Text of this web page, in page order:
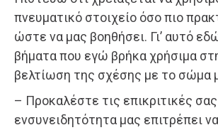
πνευματικό στοιχείο όσο πιο
ώστε να μας βοηθήσει. Γι’ αυτό
βήματα που εγώ βρήκα χρήσιμα
βελτίωση της σχέσης με το σώμα
– Προκαλέστε τις επικριτικές
ενσυνειδητότητα μας επιτρέπει